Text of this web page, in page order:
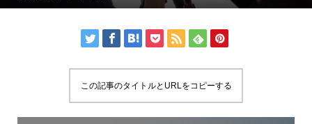
この記事のタイトルとURLをコピーする